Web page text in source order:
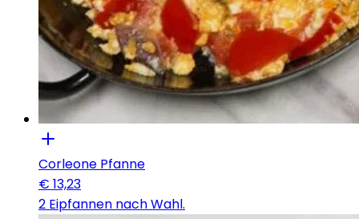
Corleone Pfanne
€ 13,23
2 Eipfannen nach Wahl.